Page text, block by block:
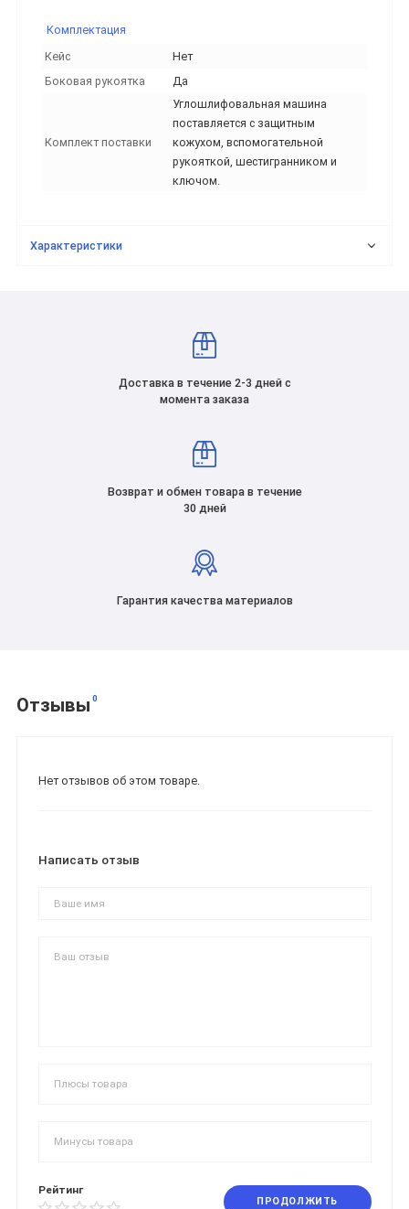
Комплектация
Кейс
Нет
Боковая рукоятка
Да
Комплект поставки
Углошлифовальная машина
поставляется с защитным
кожухом, вспомогательной
рукояткой, шестигранником и
ключом.
Характеристики
Доставка в течение 2-3 дней с
момента заказа
Возврат и обмен товара в течение
30 дней
Гарантия качества материалов
Отзывы 0
Нет отзывов об этом товаре.
Написать отзыв
Рейтинг
ПРОДОЛЖИТЬ